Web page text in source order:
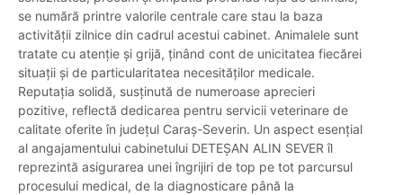
se numără printre valorile centrale care stau la baza
activității zilnice din cadrul acestui cabinet. Animalele sunt
tratate cu atenție și grijă, ținând cont de unicitatea fiecărei
situații și de particularitatea necesităților medicale.
Reputația solidă, susținută de numeroase aprecieri
pozitive, reflectă dedicarea pentru servicii veterinare de
calitate oferite în județul Caraș-Severin. Un aspect esențial
al angajamentului cabinetului DETEȘAN ALIN SEVER îl
reprezintă asigurarea unei îngrijiri de top pe tot parcursul
procesului medical, de la diagnosticare până la